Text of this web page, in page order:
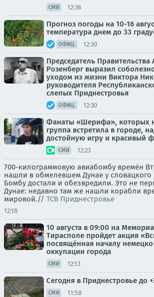
СМИ 12:36
Прогноз погоды на 10-16
температура днем до 33
ОФИЦ. 12:30
Председатель Правительства
Розенберг выразил
уходом из жизни Виктора
руководителя
слепых Приднестровья
ОФИЦ. 12:30
Фанаты «Шерифа», которых
группа встретила в городе,
достойную игру и красивый
СМИ 12:23
700-килограммовую авиабомбу времён
нашли в обмелевшем Дунае у
Бомбу достали и обезвредили. Это не
Дунае: недавно там же нашли корабли
мировой.// ТСВ Приднестровье
12:18
10 августа в 09:00 на
Тирасполе пройдет акция
посвящённая началу
оккупации города
СМИ 12:13
Сегодня в Приднестровье до
СМИ 11:58